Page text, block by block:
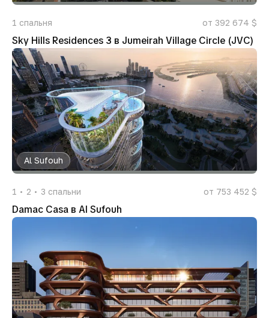
1 спальня от 392 674 $
Sky Hills Residences 3 в Jumeirah Village Circle (JVC)
Al Sufouh
1 2 3 спальни от 753 452 $
Damac Casa в Al Sufouh